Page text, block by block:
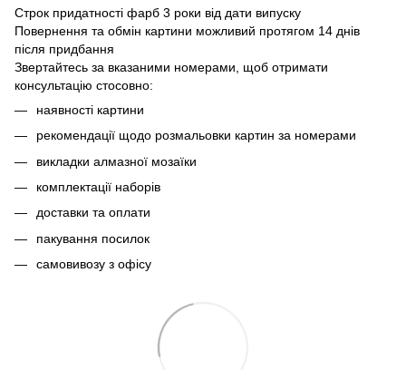
Строк придатності фарб 3 роки від дати випуску
Повернення та обмін картини можливий протягом 14 днів
після придбання
Звертайтесь за вказаними номерами, щоб отримати
консультацію стосовно:
наявності картини
рекомендації щодо розмальовки картин за номерами
викладки алмазної мозаїки
комплектації наборів
доставки та оплати
пакування посилок
самовивозу з офісу